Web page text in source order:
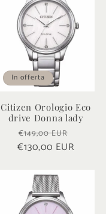
In offerta
Citizen Orologio Eco
drive Donna lady
Prezzo
di
€149,00 EUR
scontato
€130,00 EUR